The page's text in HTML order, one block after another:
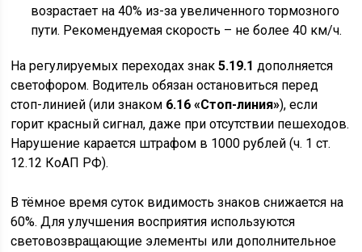
возрастает на 40% из-за увеличенного тормозного
пути. Рекомендуемая скорость – не более 40 км/ч.
На регулируемых переходах знак5.19.1 дополняется
светофором. Водитель обязан остановиться перед
стоп-линией (или знаком 6.16 «Стоп-линия»), если
горит красный сигнал, даже при отсутствии пешеходов.
Нарушение карается штрафом в 1000 рублей (ч. 1 ст.
12.12 КоАП РФ).
В тёмное время суток видимость знаков снижается на
60%. Для улучшения восприятия используются
световозвращающие элементы или дополнительное